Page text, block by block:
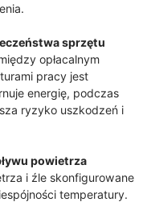
sprzętu
opłacalnym
pracy jest
energię, podczas
ryzyko uszkodzeń i
powietrza
i źle skonfigurowane
temperatury.